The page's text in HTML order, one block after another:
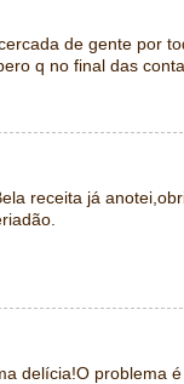
de gente por
q no final das
receita já
delícia!O problema